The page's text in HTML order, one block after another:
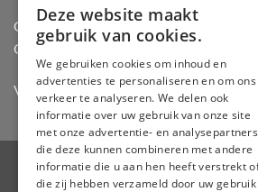
Officiële dealer van Gozney en Big
Officiële advisor en verdeler van
Vertrouwd door hobbykoks, chefs en
Visa PayPal Stripe
Deze website maakt
gebruik van cookies.
We gebruiken cookies om inhoud en
advertenties te personaliseren en om ons
verkeer te analyseren. We delen ook
informatie over uw gebruik van onze site
met onze advertentie- en
die deze kunnen combineren met andere
informatie die u aan hen heeft verstrekt
die zij hebben verzameld door uw gebruik